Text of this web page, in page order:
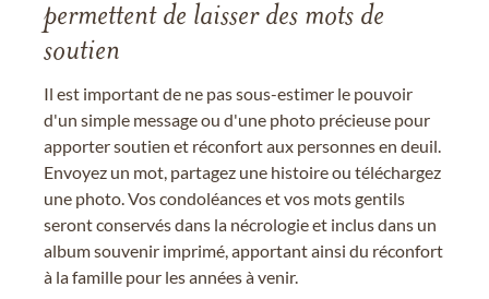
permettent de laisser des mots de
soutien
Il est important de ne pas sous-estimer le pouvoir
d'un simple message ou d'une photo précieuse pour
apporter soutien et réconfort aux personnes en deuil.
Envoyez un mot, partagez une histoire ou téléchargez
une photo. Vos condoléances et vos mots gentils
seront conservés dans la nécrologie et inclus dans un
album souvenir imprimé, apportant ainsi du réconfort
à la famille pour les années à venir.